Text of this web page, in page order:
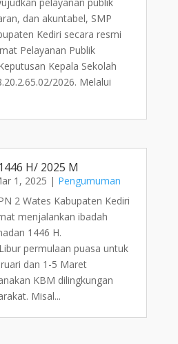
dan akuntabel, SMP
Kediri secara resmi
Pelayanan Publik
Kepala Sekolah
2026. Melalui
H/ 2025 M
1, 2025 | Pengumuman
2 Wates Kabupaten Kediri
menjalankan ibadah
1446 H.
permulaan puasa untuk
dan 1-5 Maret
KBM dilingkungan
Misal...